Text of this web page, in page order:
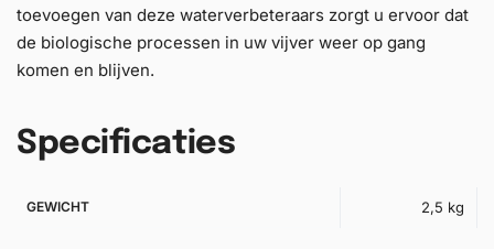
toevoegen van deze waterverbeteraars zorgt u ervoor dat
de biologische processen in uw vijver weer op gang
komen en blijven.
Specificaties
GEWICHT 2,5 kg